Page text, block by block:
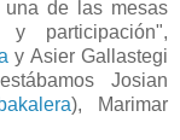
de las mesas
participación",
y Asier Gallastegi
Josian
), Marimar